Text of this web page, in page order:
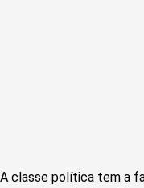
A classe política tem a